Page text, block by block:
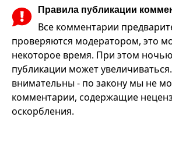
Правила публикации
Все комментарии
проверяются модератором, это
некоторое время. При этом
публикации может
внимательны - по закону мы не
комментарии, содержащие
оскорбления.